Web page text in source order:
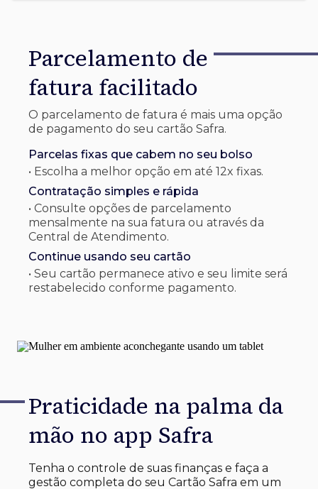
Parcelamento de
fatura facilitado
O parcelamento de fatura é mais uma opção
de pagamento do seu cartão Safra.
Parcelas fixas que cabem no seu bolso
• Escolha a melhor opção em até 12x fixas.
Contratação simples e rápida
• Consulte opções de parcelamento
mensalmente na sua fatura ou através da
Central de Atendimento.
Continue usando seu cartão
• Seu cartão permanece ativo e seu limite será
restabelecido conforme pagamento.
Praticidade na palma da
mão no app Safra
Tenha o controle de suas finanças e faça a
gestão completa do seu Cartão Safra em um